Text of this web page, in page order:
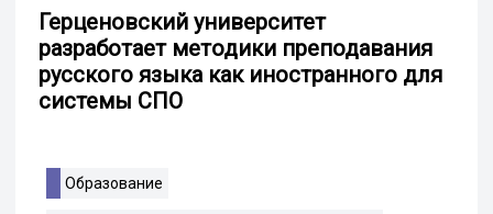
Герценовский университет
разработает методики преподавания
русского языка как иностранного для
системы СПО
Образование